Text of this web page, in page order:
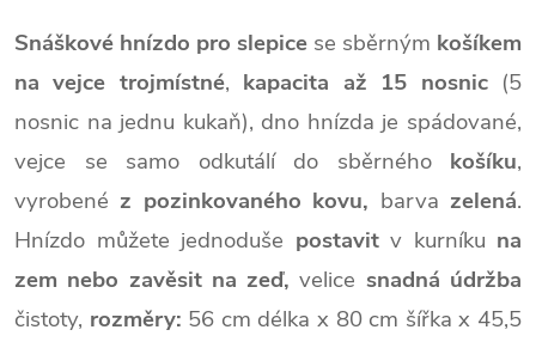
Snáškové hnízdo pro slepice se sběrným košíkem
na vejce trojmístné, kapacita až 15 nosnic (5
nosnic na jednu kukaň), dno hnízda je spádované,
vejce se samo odkutálí do sběrného košíku,
vyrobené z pozinkovaného kovu, barva zelená.
Hnízdo můžete jednoduše postavitv kurníku na
zem nebo zavěsit na zeď,velice snadná údržba
čistoty, rozměry: 56 cm délka x 80 cm šířka x 45,5